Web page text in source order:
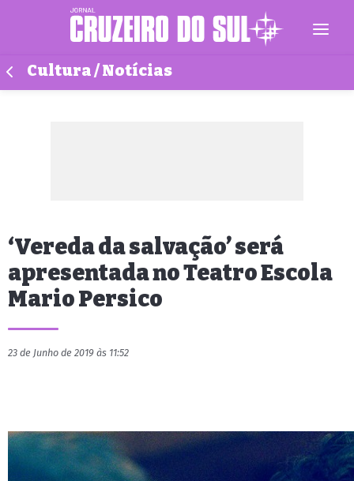
Cultura / Notícias
‘Vereda da salvação’ será
apresentada no Teatro Escola
Mario Persico
23 de Junho de 2019 às 11:52